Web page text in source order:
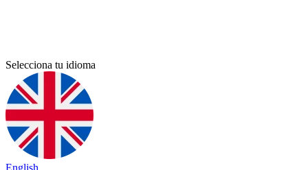
Selecciona tu idioma
English